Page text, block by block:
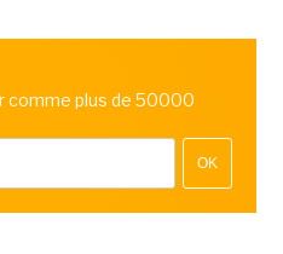
comme plus de 50000
OK